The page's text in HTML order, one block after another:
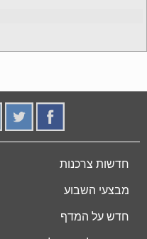
חדשות צרכנות
מבצעי השבוע
חדש על המדף